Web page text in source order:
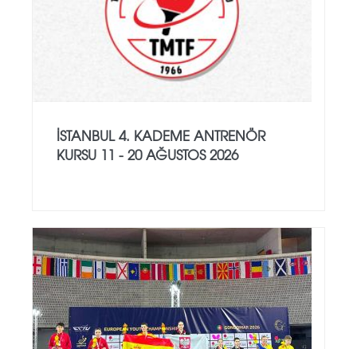
İSTANBUL 4. KADEME ANTRENÖR
KURSU 11 - 20 AĞUSTOS 2026